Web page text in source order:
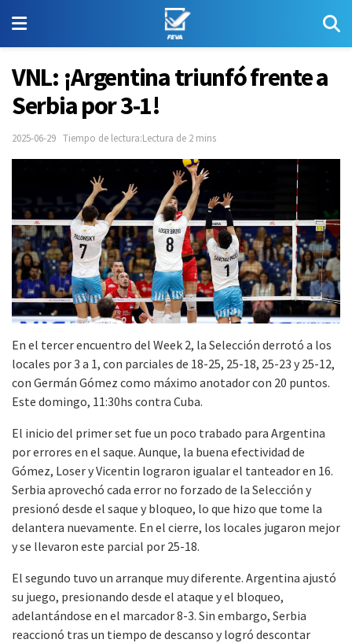
VNL: ¡Argentina triunfó frente a
Serbia por 3-1!
2025-06-29 Tiempo de lectura:Lectura de 2 mins
En el tercer encuentro del Week 2, la Selección derrotó a los
locales por 3 a 1, con parciales de 18-25, 25-18, 25-23 y 25-12,
con Germán Gómez como máximo anotador con 20 puntos.
Este domingo, 11:30hs contra Cuba.
El inicio del primer set fue un poco trabado para Argentina
por errores en el saque. Aunque, la buena efectividad de
Gómez, Loser y Vicentin lograron igualar el tanteador en 16.
Serbia aprovechó cada error no forzado de la Selección y
presionó desde el saque y bloqueo, lo que hizo que tome la
delantera nuevamente. En el cierre, los locales jugaron mejor
y se llevaron este parcial por 25-18.
El segundo tuvo un arranque muy diferente. Argentina ajustó
su juego, presionando desde el ataque y el bloqueo,
adelantándose en el marcador 8-3. Sin embargo, Serbia
reaccionó tras un tiempo de descanso y logró descontar